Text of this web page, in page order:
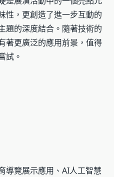
性，更創造了進一步互動的
題的深度結合。隨著技術的
著更廣泛的應用前景，值得
試。
導覽展示應用、AI人工智慧